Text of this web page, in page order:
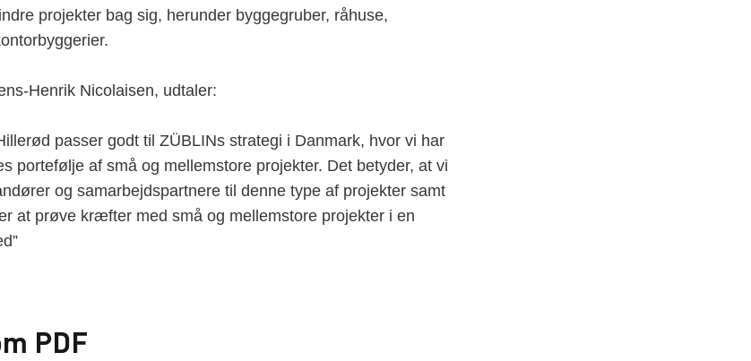
projekter bag sig, herunder byggegruber, råhuse,
Henrik Nicolaisen, udtaler:
passer godt til ZÜBLINs strategi i Danmark, hvor vi har
portefølje af små og mellemstore projekter. Det betyder, at vi
og samarbejdspartnere til denne type af projekter samt
at prøve kræfter med små og mellemstore projekter i en
PDF